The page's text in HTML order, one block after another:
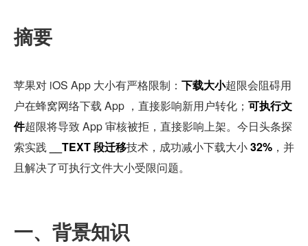
摘要
苹果对 iOS App 大小有严格限制： 下载大小超限会阻碍用
户在蜂窝网络下载 App ，直接影响新用户转化； 可执行文
件超限将导致 App 审核被拒，直接影响上架。今日头条探
索实践
__TEXT 段迁移技术，成功减小下载大小 32% ，并
且解决了可执行文件大小受限问题。
一、背景知识